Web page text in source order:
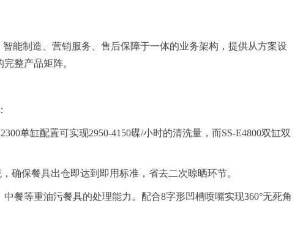
能制造、营销服务、售后保障于一体的业务架构，提供从方案设
整产品矩阵。
单缸配置可实现2950-4150碟/小时的清洗量，而SS-E4800双缸双
确保餐具出仓即达到即用标准，省去二次晾晒环节。
餐等重油污餐具的处理能力。配合8字形凹槽喷嘴实现360°无死角